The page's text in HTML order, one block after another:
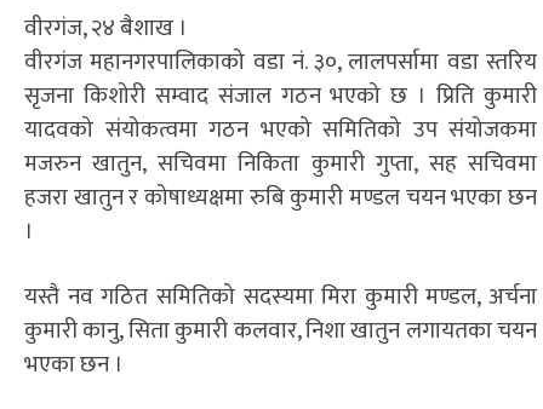
वीरगंज, २४ बैशाख ।
वीरगंज महानगरपालिकाको वडा नं. ३०, लालपर्सामा वडा स्तरिय
सृजना किशोरी सम्वाद संजाल गठन भएको छ । प्रिति कुमारी
यादवको संयोकत्वमा गठन भएको समितिको उप संयोजकमा
मजरुन खातुन, सचिवमा निकिता कुमारी गुप्ता, सह सचिवमा
हजरा खातुन र कोषाध्यक्षमा रुबि कुमारी मण्डल चयन भएका छन
।
यस्तै नव गठित समितिको सदस्यमा मिरा कुमारी मण्डल, अर्चना
कुमारी कानु, सिता कुमारी कलवार, निशा खातुन लगायतका चयन
भएका छन ।